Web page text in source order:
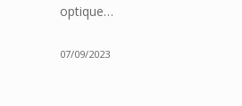
optique…
07/09/2023